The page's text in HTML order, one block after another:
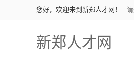
您好，欢迎来到新郑人才网！
新郑人才网